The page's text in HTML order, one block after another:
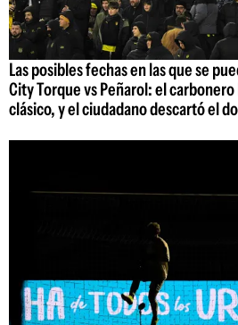
Las posibles fechas en las que se
City Torque vs Peñarol: el
clásico, y el ciudadano descartó el